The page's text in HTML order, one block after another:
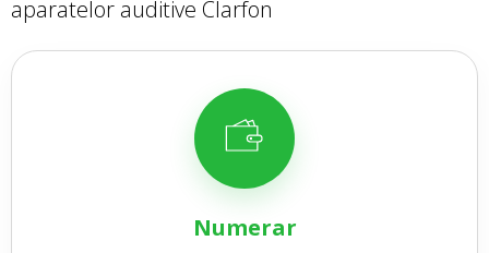
aparatelor auditive Clarfon
Numerar